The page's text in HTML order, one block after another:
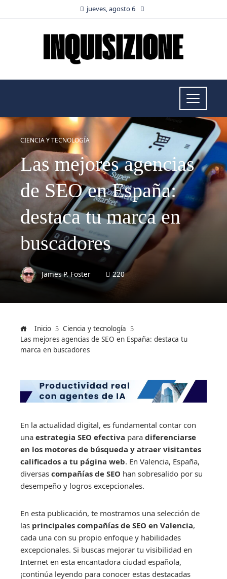
jueves, agosto 6
CIENCIA Y TECNOLOGÍA
Las mejores agencias
de SEO en España:
destaca tu marca en
buscadores
James P. Foster 220
Inicio
Ciencia y tecnología
Las mejores agencias de SEO en España: destaca tu
marca en buscadores
En la actualidad digital, es fundamental contar con
una estrategia SEO efectiva para diferenciarse
en los motores de búsqueda y atraer visitantes
calificados a tu página web. En Valencia, España,
diversas compañías de SEO han sobresalido por su
desempeño y logros excepcionales.
En esta publicación, te mostramos una selección de
las principales compañías de SEO en Valencia,
cada una con su propio enfoque y habilidades
excepcionales. Si buscas mejorar tu visibilidad en
Internet en esta encantadora ciudad española,
¡continúa leyendo para conocer estas destacadas